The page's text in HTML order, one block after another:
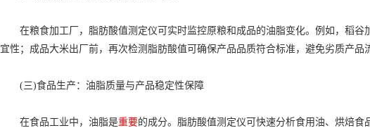
在粮食加工厂，脂肪酸值测定仪可实时监控原粮和成品的油脂变化。例如，稻谷
宜性；成品大米出厂前，再次检测脂肪酸值可确保产品品质符合标准，避免劣质产品
(三)食品生产：油脂质量与产品稳定性保障
在食品工业中，油脂是重要的成分。脂肪酸值测定仪可快速分析食用油、烘焙食